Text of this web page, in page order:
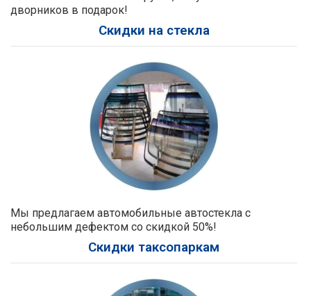
дворников в подарок!
Скидки на стекла
Мы предлагаем автомобильные автостекла с
небольшим дефектом со скидкой 50%!
Скидки таксопаркам